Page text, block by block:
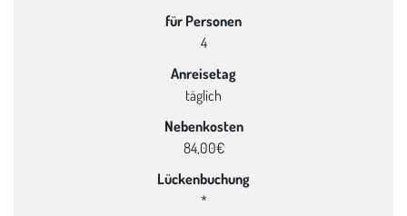
für Personen
4
Anreisetag
täglich
Nebenkosten
84,00€
Lückenbuchung
*